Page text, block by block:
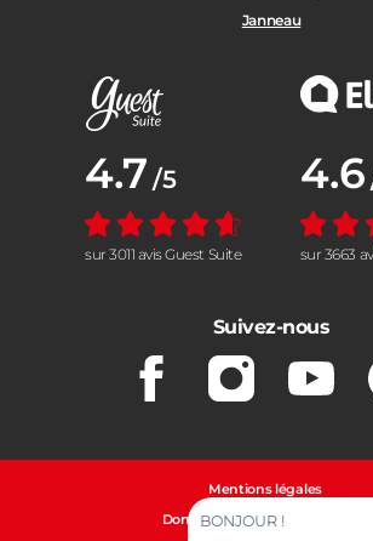
Janneau
Note moyenne :
4.7 /5
sur 3011 avis Guest Suite
Note
4.6
sur 3663
Suivez-nous
FacebookInstagram
Mentions légales
Données personnelles et cookies
BONJOUR !